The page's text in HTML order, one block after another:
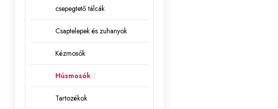
csepegtető tálcák
Csaptelepek és zuhanyok
Kézmosók
Húsmosók
Tartozékok